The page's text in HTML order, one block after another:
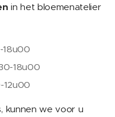
in het bloemenatelier
18u00
kunnen we voor u